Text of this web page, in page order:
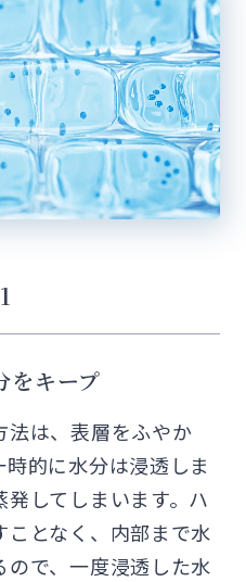
をキープ
法は、表層をふやか
的に水分は浸透しま
してしまいます。ハ
となく、内部まで水
で、一度浸透した水